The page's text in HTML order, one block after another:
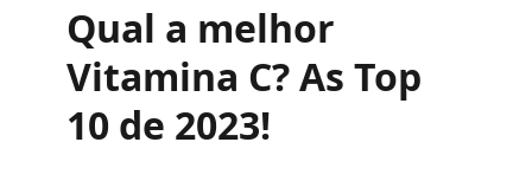
Qual a melhor
Vitamina C? As Top
10 de 2023!